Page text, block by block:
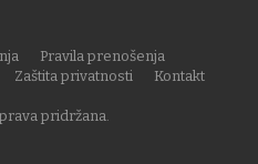
pridržana.
Pravila prenošenja
Zaštita privatnosti
Kontakt